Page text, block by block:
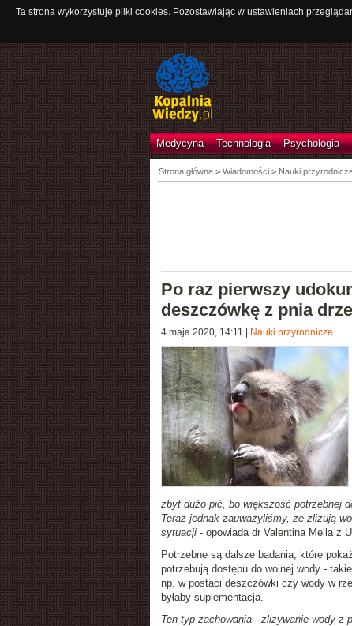
Ta strona wykorzystuje pliki cookies. Pozostawiając w ustawieniach
Medycyna Technologia Psychologia
Strona główna> Wiadomości > Nauki
Po raz pierwszy
deszczówkę z pnia
4 maja 2020, 14:11 Nauki przyrodnicze
zbyt dużo pić, bo większość potrzebnej
Teraz jednak zauważyliśmy, że zlizują
sytuacji- opowiada dr Valentina Mella z
Potrzebne są dalsze badania, które
potrzebują dostępu do wolnej wody -
np. w postaci deszczówki czy wody w
byłaby suplementacja.
Ten typ zachowania - zlizywanie wody z